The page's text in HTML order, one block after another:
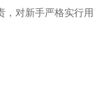
对新手严格实行